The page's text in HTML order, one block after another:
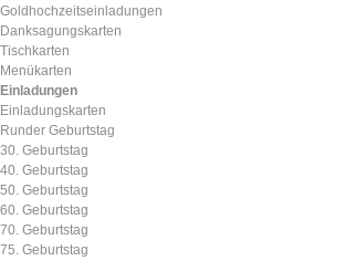
Goldhochzeitseinladungen
Danksagungskarten
Tischkarten
Menükarten
Einladungen
Einladungskarten
Runder Geburtstag
30. Geburtstag
40. Geburtstag
50. Geburtstag
60. Geburtstag
70. Geburtstag
75. Geburtstag